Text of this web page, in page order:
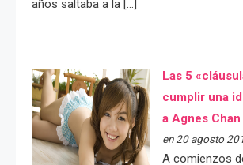
años saltaba a la […]
Las 5
cumplir una
a Agnes
en 20 agosto
A comienzos